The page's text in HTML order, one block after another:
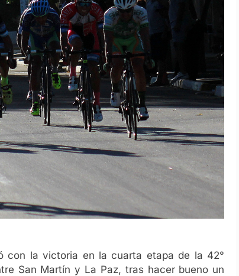
con la victoria en la cuarta etapa de la 42°
San Martín y La Paz, tras hacer bueno un